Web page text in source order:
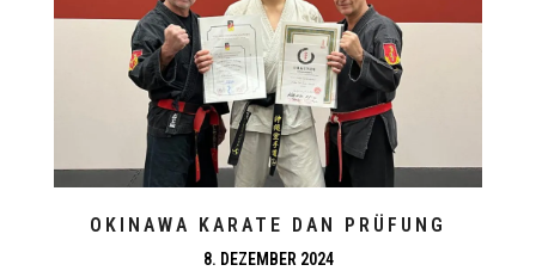
OKINAWA KARATE DAN PRÜFUNG
8. DEZEMBER 2024